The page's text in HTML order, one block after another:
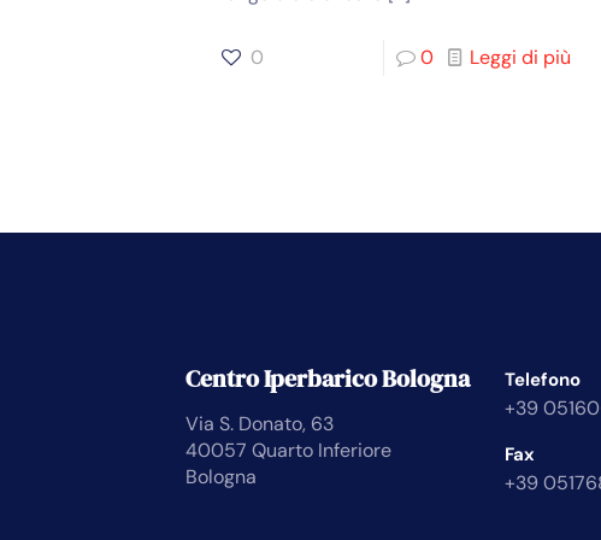
0 0 Leggi di più
Centro Iperbarico Bologna
Via S. Donato, 63
40057 Quarto Inferiore
Bologna
Telefono
+39
Fax
+39